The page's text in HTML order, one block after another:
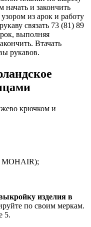
начать и закончить
из арок и работу
связать 73 (81) 89
выполняя
Втачать
рукавов.
крючком и
MOHAIR);
изделия в
по своим меркам.
5.